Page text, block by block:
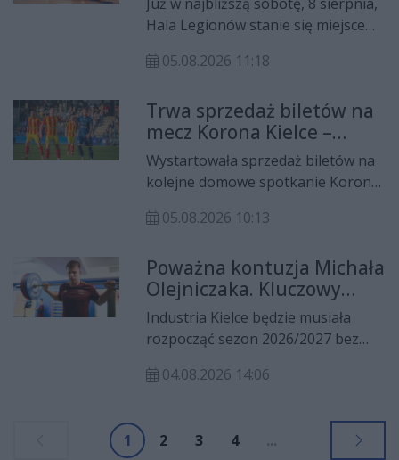
2026/2027.
zawodnikami
Już w najbliższą sobotę, 8 sierpnia,
Hala Legionów stanie się miejscem
spotkania kibiców z zawodnikami
specjalne wydarzenie dla
posiadaczy karnetów na rozgrywki
2026/2027, którzy będą mogli
obejrzeć otwarty trening zespołu, a
następnie wziąć udział we
wspólnym grillu z piłkarzami
05.08.2026 11:18
Trwa sprzedaż biletów na
mecz Korona Kielce –
Motor Lublin. Kibice znów
zapełnią Exbud Arenę?
Wystartowała sprzedaż biletów na
kolejne domowe spotkanie Korony
sobotę, 22 sierpnia o godzinie
Exbud Arenie Motor Lublin w
meczu 5. kolejki rozgrywek.
05.08.2026 10:13
Poważna kontuzja Michała
Olejniczaka. Kluczowy
zawodnik Industrii Kielce
straci rundę jesienną
Industria Kielce będzie musiała
rozpocząć sezon 2026/2027 bez
zawodników. Michał Olejniczak
treningu, a przeprowadzone
badania potwierdziły uszkodzenie
04.08.2026 14:06
1 2 3 4 ...